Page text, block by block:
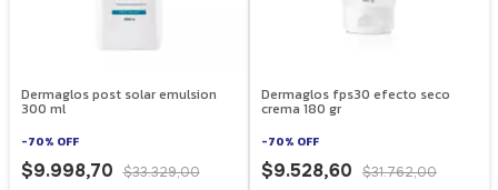
Dermaglos post solar emulsion
300 ml
-70% OFF
$9.998,70 $33.329,00
Dermaglos fps30 efecto seco
crema 180 gr
-70% OFF
$9.528,60 $31.762,00